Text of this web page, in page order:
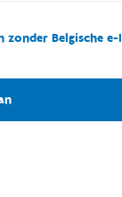
Belgische e-